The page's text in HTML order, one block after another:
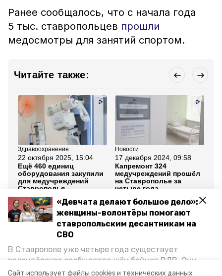
Сайт использует файлы cookies и технических данных
«Девчата делают большое дело»:
женщины-волонтёры помогают
ставропольским десантникам на
СВО
В Ставрополе уже четыре года существует
волонтёрское сообщество жён бойцов ВДВ. Они
организуют сборы вещей и продуктов для
Ранее сообщалось, что с начала года
5 тыс. ставропольцев прошли
медосмотры для занятий спортом.
Читайте также:
Здравоохранение
22 октября 2025, 15:04
Ещё 460 единиц
оборудования закупили
для медучреждений
Ставрополья
Новости
17 декабря 2024, 09:58
Капремонт 324
медучреждений прошёл
на Ставрополье за
четыре года
Все новости